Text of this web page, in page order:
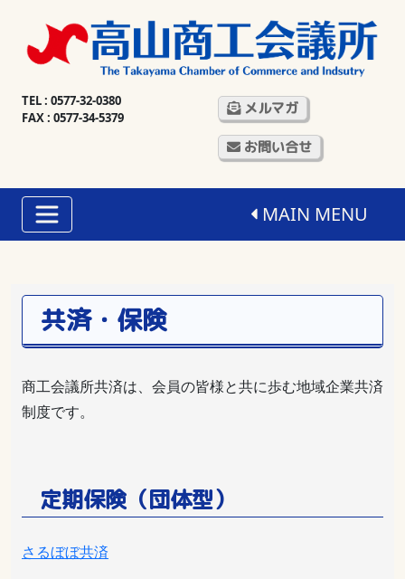
TEL : 0577-32-0380
FAX : 0577-34-5379
メルマガ
お問い合せ
MAIN MENU
共済・保険
商工会議所共済は、会員の皆様と共に歩む地域企業共済
制度です。
定期保険（団体型）
さるぼぼ共済